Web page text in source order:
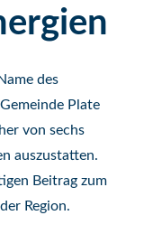
des
Plate
von sechs
auszustatten.
Beitrag zum
Region.